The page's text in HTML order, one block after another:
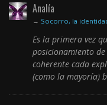
Analía
→ Socorro, la
Es la primera vez
posicionamiento
coherente cada
(como la mayoría)